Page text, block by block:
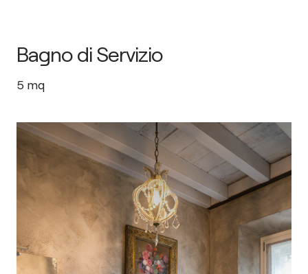
Bagno di Servizio
5 mq